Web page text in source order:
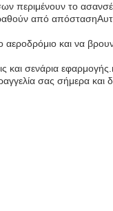
περιμένουν το
από
και να
σενάρια
σας σήμερα και